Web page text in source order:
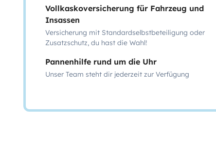
Vollkaskoversicherung für Fahrzeug und
Insassen
Versicherung mit Standardselbstbeteiligung oder
Zusatzschutz, du hast die Wahl!
Pannenhilfe rund um die Uhr
Unser Team steht dir jederzeit zur Verfügung